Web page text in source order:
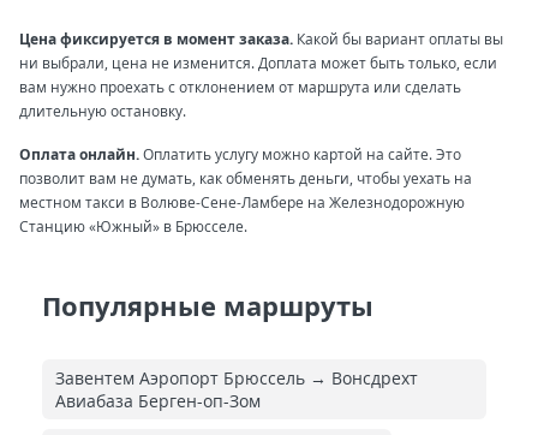
Цена фиксируется в момент заказа. Какой бы вариант оплаты вы
ни выбрали, цена не изменится. Доплата может быть только, если
вам нужно проехать с отклонением от маршрута или сделать
длительную остановку.
Оплата онлайн.Оплатить услугу можно картой на сайте. Это
позволит вам не думать, как обменять деньги, чтобы уехать на
местном такси в Волюве-Сене-Ламбере на Железнодорожную
Станцию «Южный» в Брюсселе.
Популярные маршруты
Завентем Аэропорт Брюссель → Вонсдрехт
Авиабаза Берген-оп-Зом